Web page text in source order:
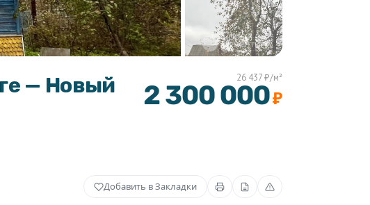
— Новый
26 437 ₽/м²
2 300 000₽
Добавить в Закладки